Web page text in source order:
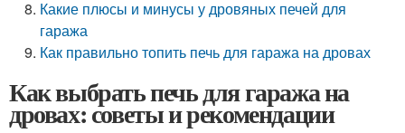
Какие плюсы и минусы у дровяных печей для
гаража
Как правильно топить печь для гаража на дровах
Как выбрать печь для гаража на
дровах: советы и рекомендации